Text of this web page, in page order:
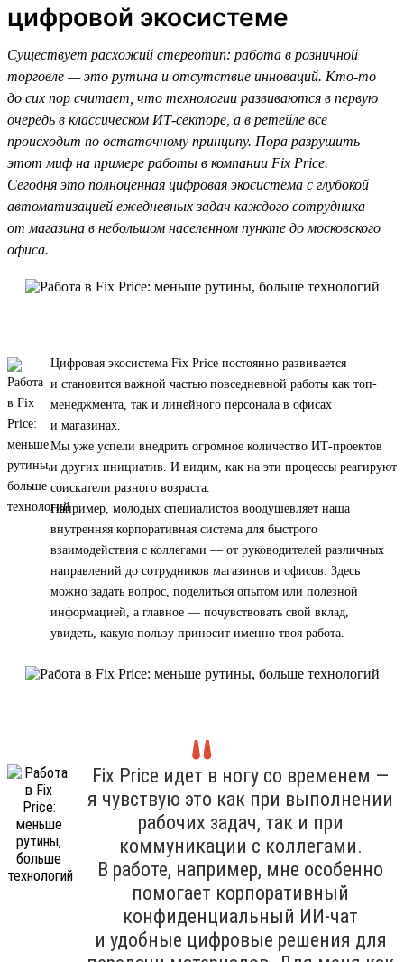
цифровой экосистеме
Существует расхожий стереотип: работа в розничной
торговле — это рутина и отсутствие инноваций. Кто-то
до сих пор считает, что технологии развиваются в первую
очередь в классическом ИТ-секторе, а в ретейле все
происходит по остаточному принципу. Пора разрушить
этот миф на примере работы в компании Fix Price.
Сегодня это полноценная цифровая экосистема с глубокой
автоматизацией ежедневных задач каждого сотрудника —
от магазина в небольшом населенном пункте до московского
офиса.
Цифровая экосистема Fix Price постоянно развивается
и становится важной частью повседневной работы как топ-
менеджмента, так и линейного персонала в офисах
и магазинах.
Мы уже успели внедрить огромное количество ИТ-проектов
и других инициатив. И видим, как на эти процессы реагируют
соискатели разного возраста.
Например, молодых специалистов воодушевляет наша
внутренняя корпоративная система для быстрого
взаимодействия с коллегами — от руководителей различных
направлений до сотрудников магазинов и офисов. Здесь
можно задать вопрос, поделиться опытом или полезной
информацией, а главное — почувствовать свой вклад,
увидеть, какую пользу приносит именно твоя работа.
Fix Price идет в ногу со временем —
я чувствую это как при выполнении
рабочих задач, так и при
коммуникации с коллегами.
В работе, например, мне особенно
помогает корпоративный
конфиденциальный ИИ-чат
и удобные цифровые решения для